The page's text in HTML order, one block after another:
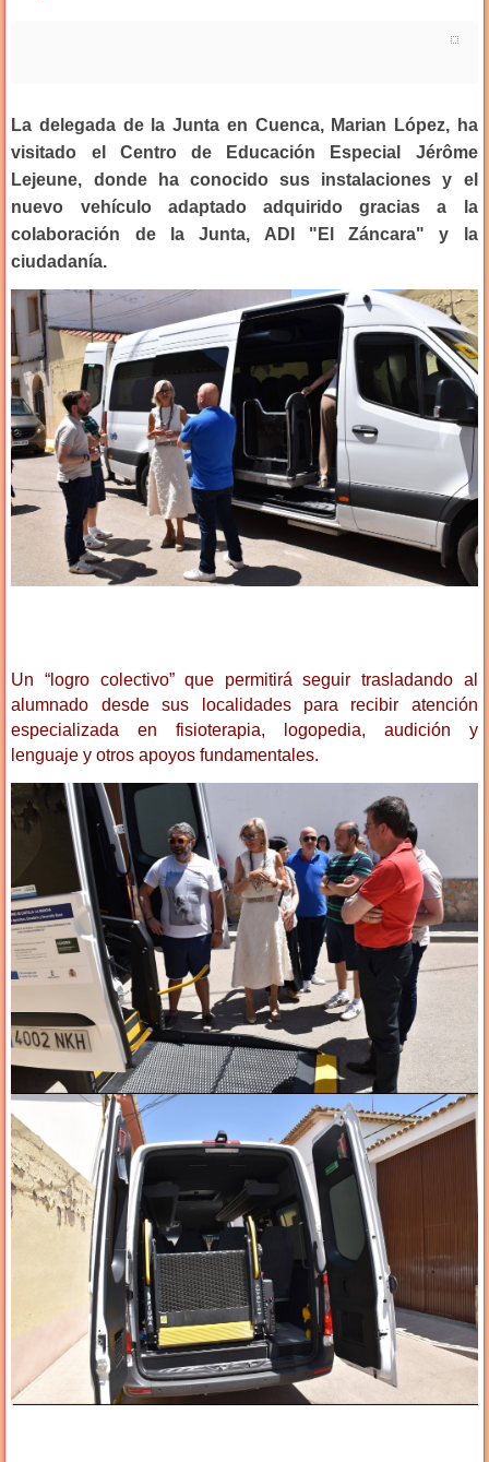
La delegada de la Junta en Cuenca, Marian López, ha
visitado el Centro de Educación Especial Jérôme
Lejeune, donde ha conocido sus instalaciones y el
nuevo vehículo adaptado adquirido gracias a la
colaboración de la Junta, ADI "El Záncara" y la
ciudadanía.
Un “logro colectivo” que permitirá seguir trasladando al
alumnado desde sus localidades para recibir atención
especializada en fisioterapia, logopedia, audición y
lenguaje y otros apoyos fundamentales.